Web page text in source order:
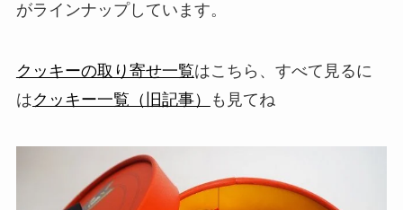
がラインナップしています。
クッキーの取り寄せ一覧はこちら、すべて見るに
はクッキー一覧（旧記事） も見てね